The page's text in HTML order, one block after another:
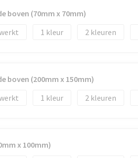
boven (70mm x 70mm)
1 2
boven (200mm x 150mm)
1 2
x 100mm)